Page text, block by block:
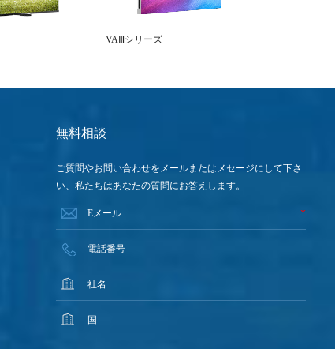
VAⅢシリーズ
無料相談
ご質問やお問い合わせをメールまたはメセージにして下さ
い、私たちはあなたの質問にお答えします。
*